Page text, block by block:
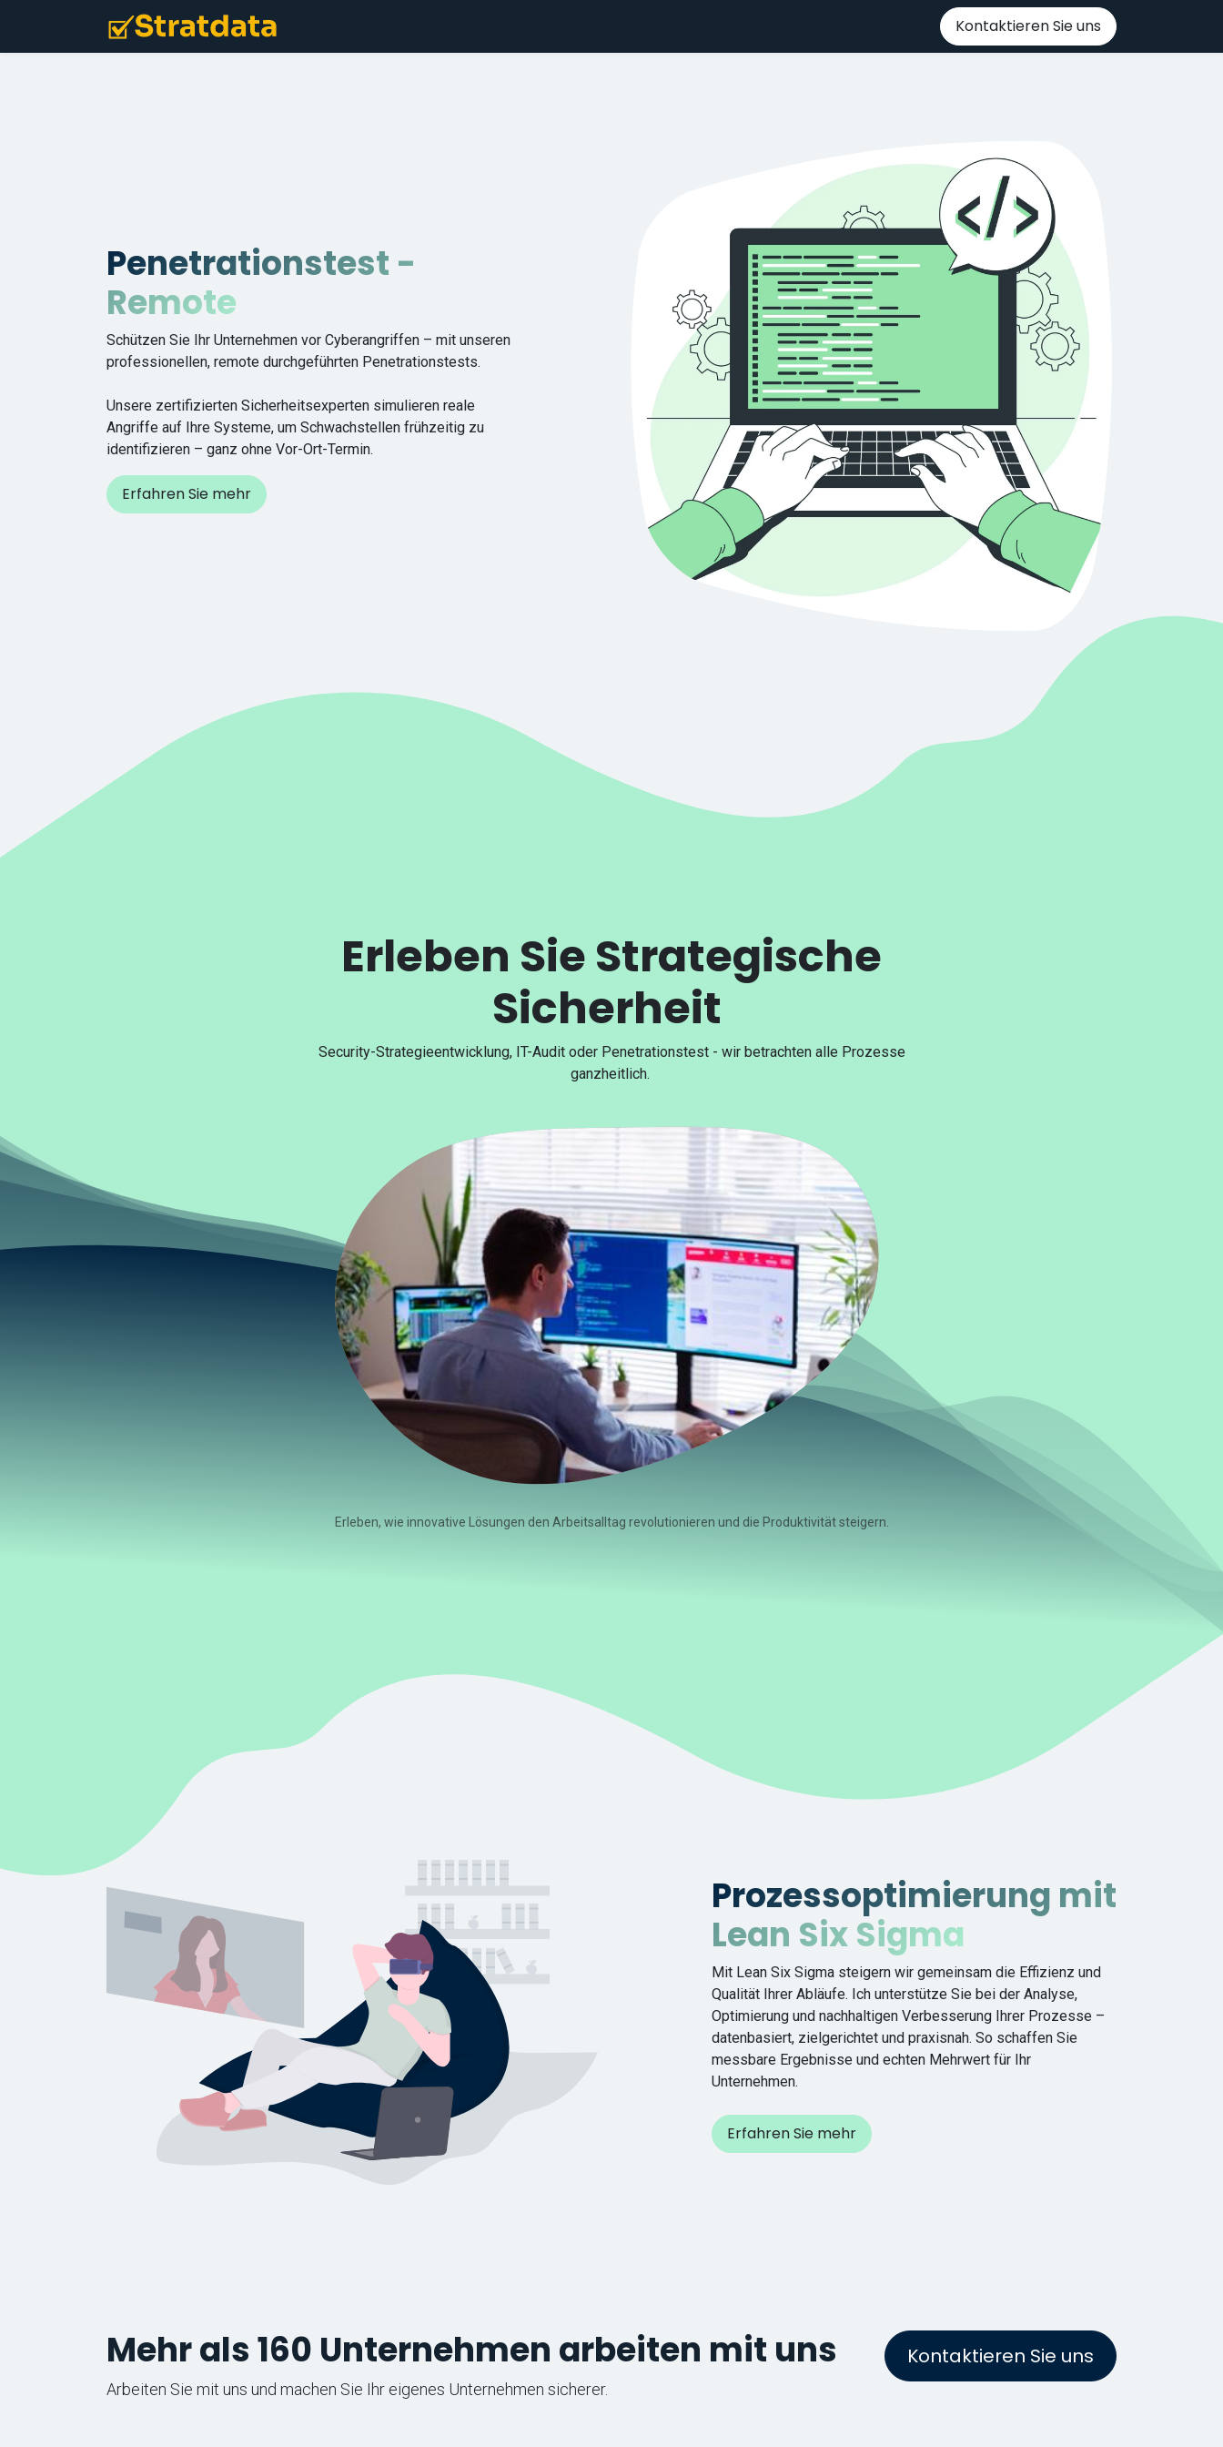
Zum Inhalt springen
Kontaktieren Sie uns
Penetrationstest -
Remote
Schützen Sie Ihr Unternehmen vor Cyberangriffen – mit unseren
professionellen, remote durchgeführten Penetrationstests.
Unsere zertifizierten Sicherheitsexperten simulieren reale
Angriffe auf Ihre Systeme, um Schwachstellen frühzeitig zu
identifizieren – ganz ohne Vor-Ort-Termin.
Erfahren Sie mehr
Erleben Sie Strategische
Sicherheit
Security-Strategieentwicklung, IT-Audit oder Penetrationstest - wir betrachten alle Prozesse
ganzheitlich.
Erleben, wie innovative Lösungen den Arbeitsalltag revolutionieren und die Produktivität steigern.
Prozessoptimierung mit
Lean Six Sigma
Mit Lean Six Sigma steigern wir gemeinsam die Effizienz und
Qualität Ihrer Abläufe. Ich unterstütze Sie bei der Analyse,
Optimierung und nachhaltigen Verbesserung Ihrer Prozesse –
datenbasiert, zielgerichtet und praxisnah. So schaffen Sie
messbare Ergebnisse und echten Mehrwert für Ihr
Unternehmen.
Erfahren Sie mehr
Mehr als 160 Unternehmen arbeiten mit uns
Arbeiten Sie mit uns und machen Sie Ihr eigenes Unternehmen sicherer.
Kontaktieren Sie uns